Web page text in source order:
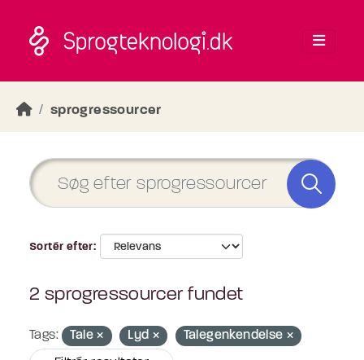
sprogressourcer
Sortér efter
2 sprogressourcer fundet
Tags: Tale Lyd Talegenkendelse